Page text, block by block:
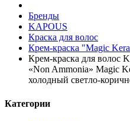
Бренды
KAPOUS
Краска для волос
Крем-краска "Magic
Крем-краска для волос
«Non Ammonia» Magic
холодный светло-
Категории